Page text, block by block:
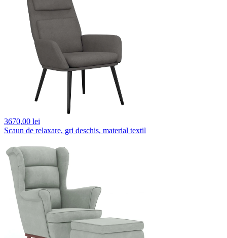
3670,00 lei
Scaun de relaxare, gri deschis, material textil